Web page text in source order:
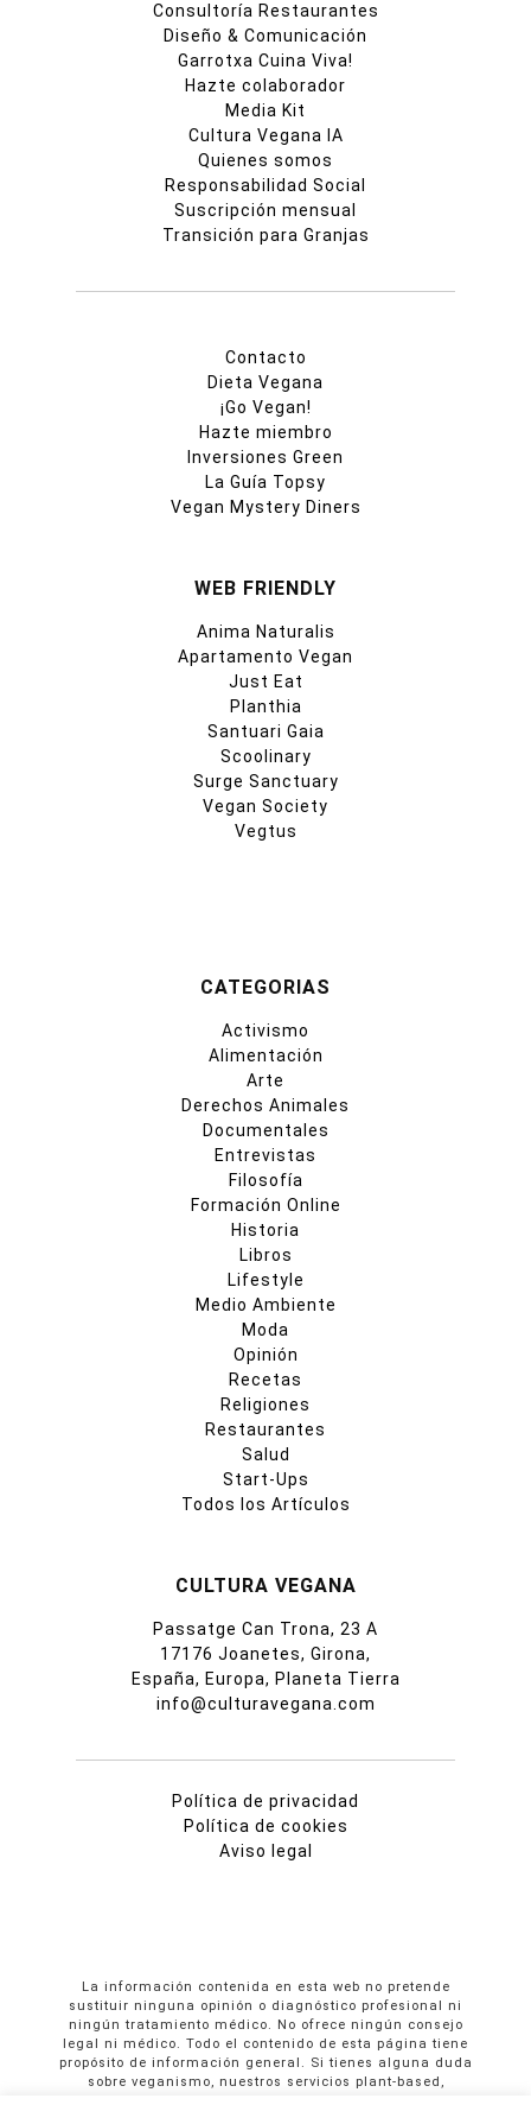
Consultoría Restaurantes
Diseño & Comunicación
Garrotxa Cuina Viva!
Hazte colaborador
Media Kit
Cultura Vegana IA
Quienes somos
Responsabilidad Social
Suscripción mensual
Transición para Granjas
Contacto
Dieta Vegana
¡Go Vegan!
Hazte miembro
Inversiones Green
La Guía Topsy
Vegan Mystery Diners
WEB FRIENDLY
Anima Naturalis
Apartamento Vegan
Just Eat
Planthia
Santuari Gaia
Scoolinary
Surge Sanctuary
Vegan Society
Vegtus
CATEGORIAS
Activismo
Alimentación
Arte
Derechos Animales
Documentales
Entrevistas
Filosofía
Formación Online
Historia
Libros
Lifestyle
Medio Ambiente
Moda
Opinión
Recetas
Religiones
Restaurantes
Salud
Start-Ups
Todos los Artículos
CULTURA VEGANA
Passatge Can Trona, 23 A
17176 Joanetes, Girona,
España, Europa, Planeta Tierra
info@culturavegana.com
Política de privacidad
Política de cookies
Aviso legal
La información contenida en esta web no pretende
sustituir ninguna opinión o diagnóstico profesional ni
ningún tratamiento médico. No ofrece ningún consejo
legal ni médico. Todo el contenido de esta página tiene
propósito de información general. Si tienes alguna duda
sobre veganismo, nuestros servicios plant-based,